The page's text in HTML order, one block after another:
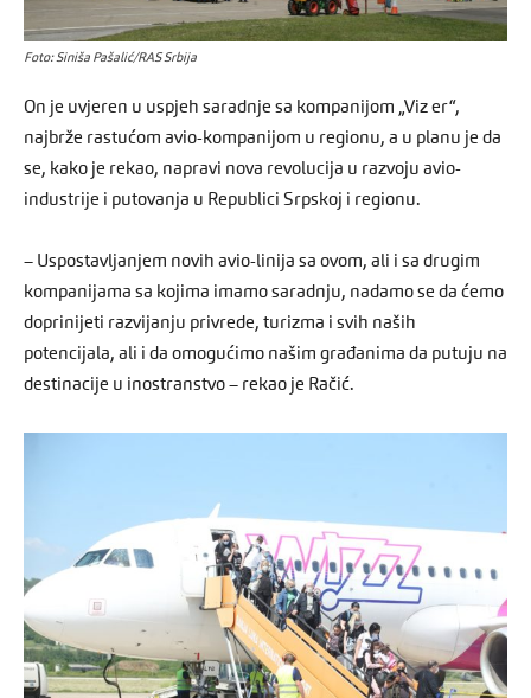
Foto: Siniša Pašalić/RAS Srbija
On je uvjeren u uspjeh saradnje sa kompanijom „Viz er“,
najbrže rastućom avio-kompanijom u regionu, a u planu je da
se, kako je rekao, napravi nova revolucija u razvoju avio-
industrije i putovanja u Republici Srpskoj i regionu.
– Uspostavljanjem novih avio-linija sa ovom, ali i sa drugim
kompanijama sa kojima imamo saradnju, nadamo se da ćemo
doprinijeti razvijanju privrede, turizma i svih naših
potencijala, ali i da omogućimo našim građanima da putuju na
destinacije u inostranstvo – rekao je Račić.